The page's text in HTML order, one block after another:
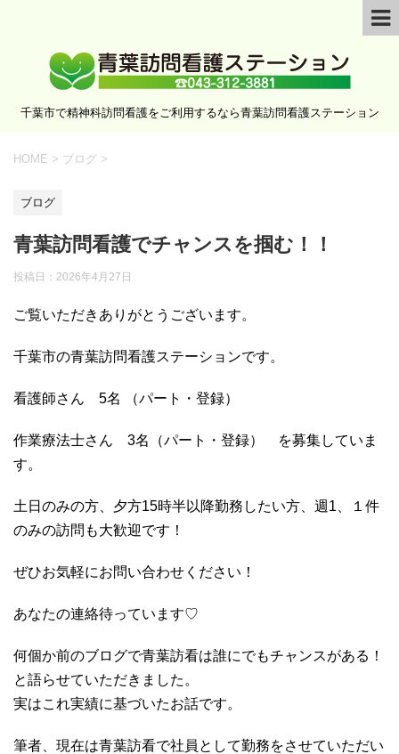
千葉市で精神科訪問看護をご利用するなら青葉訪問看護ステーション
HOME > ブログ >
ブログ
青葉訪問看護でチャンスを掴む！！
投稿日： 2026年4月27日
ご覧いただきありがとうございます。
千葉市の青葉訪問看護ステーションです。
看護師さん 5名 （パート・登録）
作業療法士さん 3名（パート・登録） を募集していま
す。
土日のみの方、夕方15時半以降勤務したい方、週1、１件
のみの訪問も大歓迎です！
ぜひお気軽にお問い合わせください！
あなたの連絡待っています♡
何個か前のブログで青葉訪看は誰にでもチャンスがある！
と語らせていただきました。
実はこれ実績に基づいたお話です。
筆者、現在は青葉訪看で社員として勤務をさせていただい